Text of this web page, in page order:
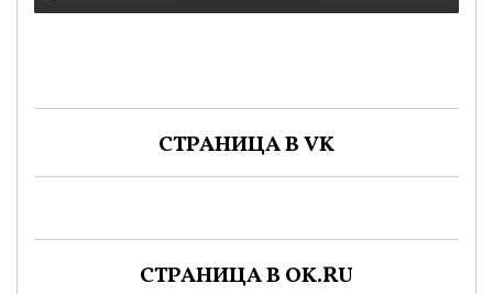
СТРАНИЦА В VK
СТРАНИЦА В OK.RU